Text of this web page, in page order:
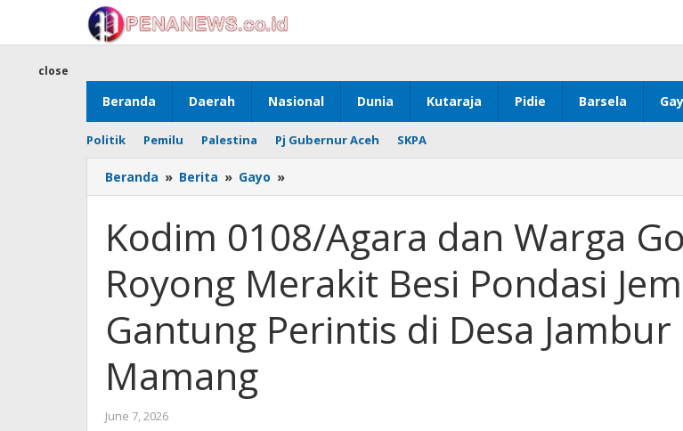
content
Beranda Daerah Nasional Dunia Kutaraja Pidie Barsela
Politik Pemilu Palestina Pj Gubernur Aceh SKPA
close
Beranda » Berita » Gayo »
0108/Agara
Warga
Gotong
Merakit
Pondasi
Jembatan
Kodim 0108/Agara dan Warga
Royong Merakit Besi Pondasi
Gantung Perintis di Desa Jambur
Mamang
June 7, 2026